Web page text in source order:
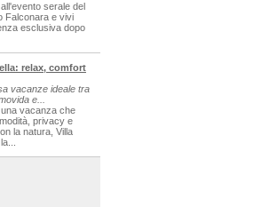
serale del
Falconara e vivi
esclusiva dopo
relax, comfort
vacanze ideale tra
e...
vacanza che
privacy e
la natura, Villa